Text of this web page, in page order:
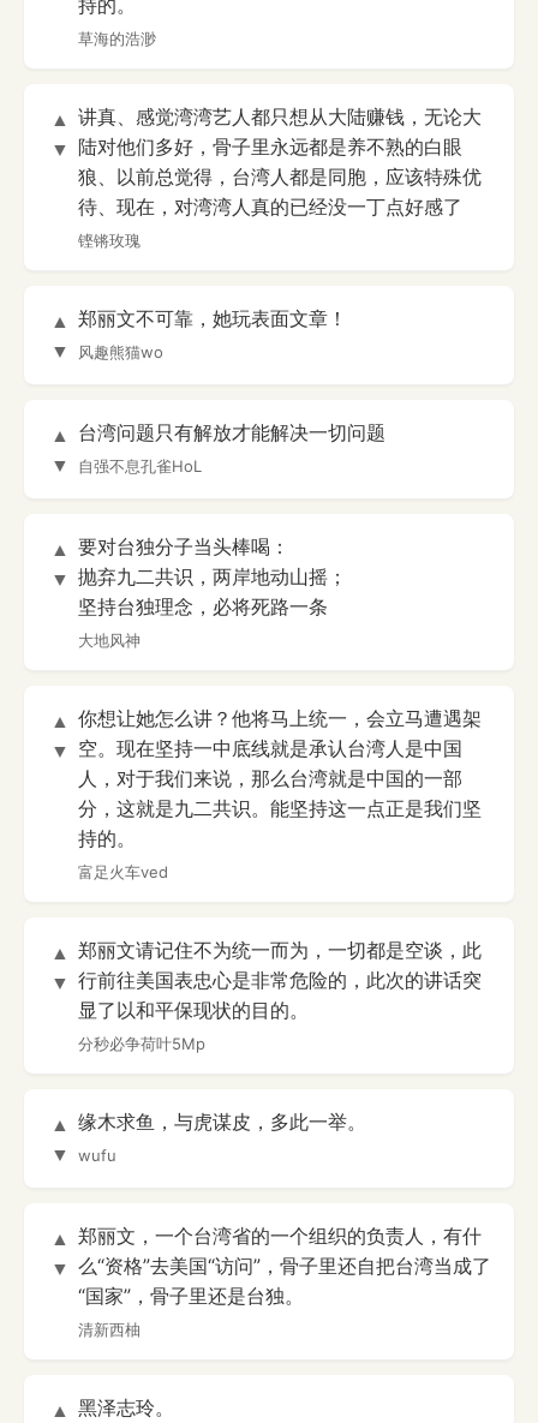
持的。
草海的浩渺
▲
▼
讲真、感觉湾湾艺人都只想从大陆赚钱，无论大
陆对他们多好，骨子里永远都是养不熟的白眼
狼、以前总觉得，台湾人都是同胞，应该特殊优
待、现在，对湾湾人真的已经没一丁点好感了
铿锵玫瑰
▲
▼
郑丽文不可靠，她玩表面文章！
风趣熊猫wo
▲
▼
台湾问题只有解放才能解决一切问题
自强不息孔雀HoL
▲
▼
要对台独分子当头棒喝：
抛弃九二共识，两岸地动山摇；
坚持台独理念，必将死路一条
大地风神
▲
▼
你想让她怎么讲？他将马上统一，会立马遭遇架
空。现在坚持一中底线就是承认台湾人是中国
人，对于我们来说，那么台湾就是中国的一部
分，这就是九二共识。能坚持这一点正是我们坚
持的。
富足火车ved
▲
▼
郑丽文请记住不为统一而为，一切都是空谈，此
行前往美国表忠心是非常危险的，此次的讲话突
显了以和平保现状的目的。
分秒必争荷叶5Mp
▲
▼
缘木求鱼，与虎谋皮，多此一举。
wufu
▲
▼
郑丽文，一个台湾省的一个组织的负责人，有什
么“资格”去美国“访问”，骨子里还自把台湾当成了
“国家”，骨子里还是台独。
清新西柚
▲
黑泽志玲。